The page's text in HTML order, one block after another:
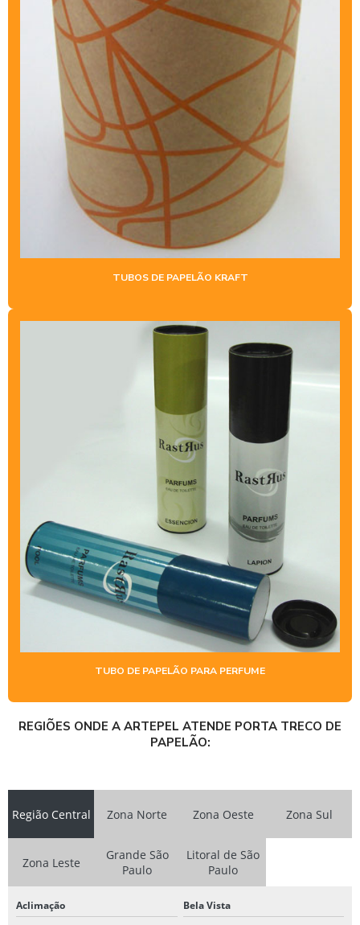
TUBOS DE PAPELÃO KRAFT
TUBO DE PAPELÃO PARA PERFUME
REGIÕES ONDE A ARTEPEL ATENDE PORTA TRECO DE
PAPELÃO:
Região Central Zona Norte Zona Oeste Zona Sul
Zona Leste
Grande São
Paulo
Litoral de São
Paulo
Aclimação Bela Vista